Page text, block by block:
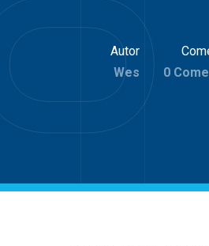
Autor
Wes
0